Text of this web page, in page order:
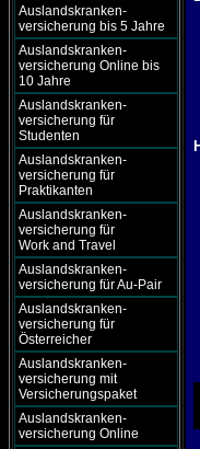
Auslandskranken-
versicherung bis 5 Jahre
Auslandskranken-
versicherung Online bis
10 Jahre
Auslandskranken-
versicherung für
Studenten
Auslandskranken-
versicherung für
Praktikanten
Auslandskranken-
versicherung für
Work and Travel
Auslandskranken-
versicherung für Au-Pair
Auslandskranken-
versicherung für
Österreicher
Auslandskranken-
versicherung mit
Versicherungspaket
Auslandskranken-
versicherung Online